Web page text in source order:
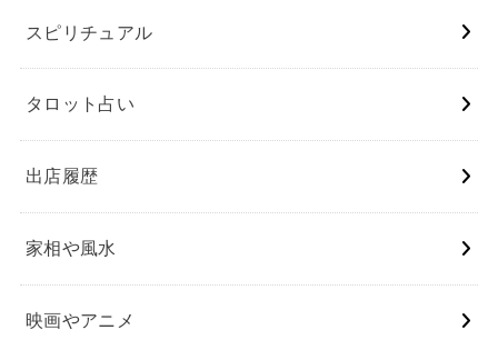
スピリチュアル
タロット占い
出店履歴
家相や風水
映画やアニメ